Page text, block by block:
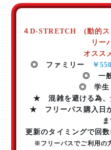
４D‐STRETCH (動的ス
リー
オスス
◎ ファミリー
￥
​​◎ 一
◎ 学
★ 混雑を避ける為、
★ フリーパス購入日か
更新のタイミングで回
※フリーパスでご利用の